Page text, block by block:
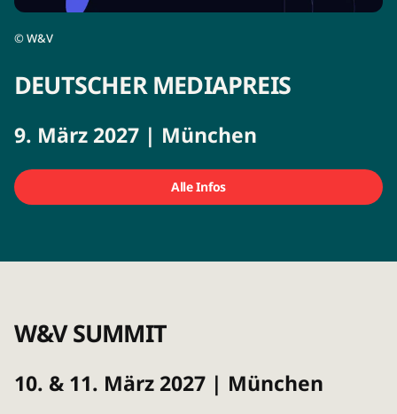
©W&V
DEUTSCHER MEDIAPREIS
9. März 2027 | München
Alle Infos
W&V SUMMIT
10. & 11. März 2027 | München